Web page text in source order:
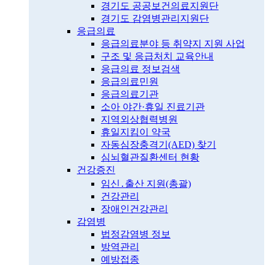
경기도 공공보건의료지원단
경기도 감염병관리지원단
응급의료
응급의료분야 등 취약지 지원 사업
구조 및 응급처치 교육안내
응급의료 정보검색
응급의료민원
응급의료기관
소아 야간·휴일 진료기관
지역외상협력병원
휴일지킴이 약국
자동심장충격기(AED) 찾기
심뇌혈관질환센터 현황
건강증진
임신․출산 지원(총괄)
건강관리
장애인건강관리
감염병
법정감염병 정보
방역관리
예방접종